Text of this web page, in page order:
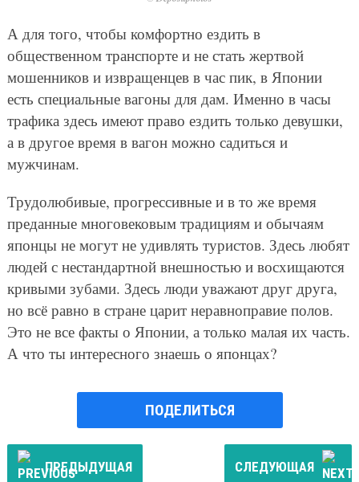
А для того, чтобы комфортно ездить в
общественном транспорте и не стать жертвой
мошенников и извращенцев в час пик, в Японии
есть специальные вагоны для дам. Именно в часы
трафика здесь имеют право ездить только девушки,
а в другое время в вагон можно садиться и
мужчинам.
Трудолюбивые, прогрессивные и в то же время
преданные многовековым традициям и обычаям
японцы не могут не удивлять туристов. Здесь любят
людей с нестандартной внешностью и восхищаются
кривыми зубами. Здесь люди уважают друг друга,
но всё равно в стране царит неравноправие полов.
Это не все факты о Японии, а только малая их часть.
А что ты интересного знаешь о японцах?
ПОДЕЛИТЬСЯ
ПРЕДЫДУЩАЯ СЛЕДУЮЩАЯ